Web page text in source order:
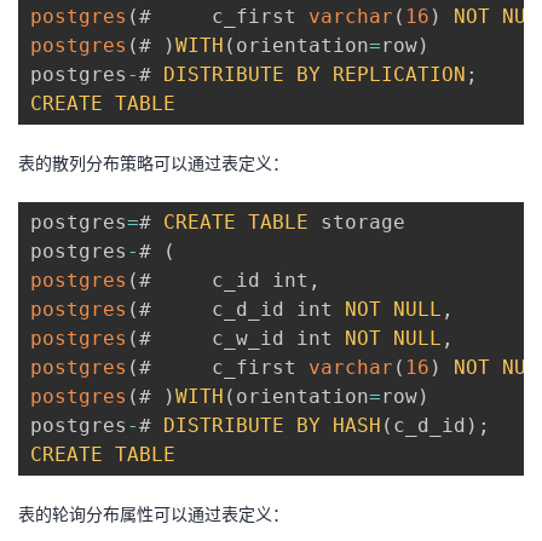
postgres (#     c_first varchar ( 16 ) NOT
postgres (# )WITH ( orientation=row)
postgres -# DISTRIBUTE BY REPLICATION ;
CREATE TABLE
表的散列分布策略可以通过表定义：
postgres=# CREATE TABLE storage
postgres -#
(
postgres (#     c_id int ,
postgres (#     c_d_id int NOT NULL ,
postgres (#     c_w_id int NOT NULL ,
postgres (#     c_first varchar ( 16 ) NOT
postgres (# )WITH ( orientation=row)
postgres -# DISTRIBUTE BY HASH ( c_d_id ) ;
CREATE TABLE
表的轮询分布属性可以通过表定义：